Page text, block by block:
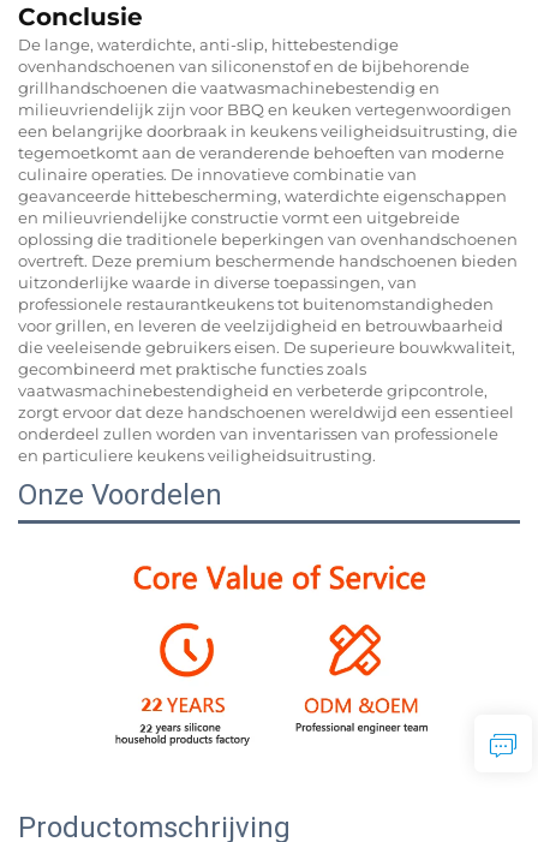
Conclusie
De lange, waterdichte, anti-slip, hittebestendige
ovenhandschoenen van siliconenstof en de bijbehorende
grillhandschoenen die vaatwasmachinebestendig en
milieuvriendelijk zijn voor BBQ en keuken vertegenwoordigen
een belangrijke doorbraak in keukens veiligheidsuitrusting, die
tegemoetkomt aan de veranderende behoeften van moderne
culinaire operaties. De innovatieve combinatie van
geavanceerde hittebescherming, waterdichte eigenschappen
en milieuvriendelijke constructie vormt een uitgebreide
oplossing die traditionele beperkingen van ovenhandschoenen
overtreft. Deze premium beschermende handschoenen bieden
uitzonderlijke waarde in diverse toepassingen, van
professionele restaurantkeukens tot buitenomstandigheden
voor grillen, en leveren de veelzijdigheid en betrouwbaarheid
die veeleisende gebruikers eisen. De superieure bouwkwaliteit,
gecombineerd met praktische functies zoals
vaatwasmachinebestendigheid en verbeterde gripcontrole,
zorgt ervoor dat deze handschoenen wereldwijd een essentieel
onderdeel zullen worden van inventarissen van professionele
en particuliere keukens veiligheidsuitrusting.
Onze Voordelen
Productomschrijving